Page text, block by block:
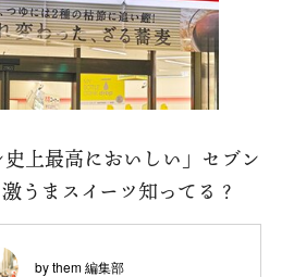
史上最高においしい」セブン
うまスイーツ知ってる？
by them 編集部